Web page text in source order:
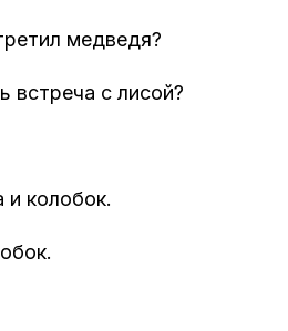
медведя?
встреча с лисой?
и колобок.